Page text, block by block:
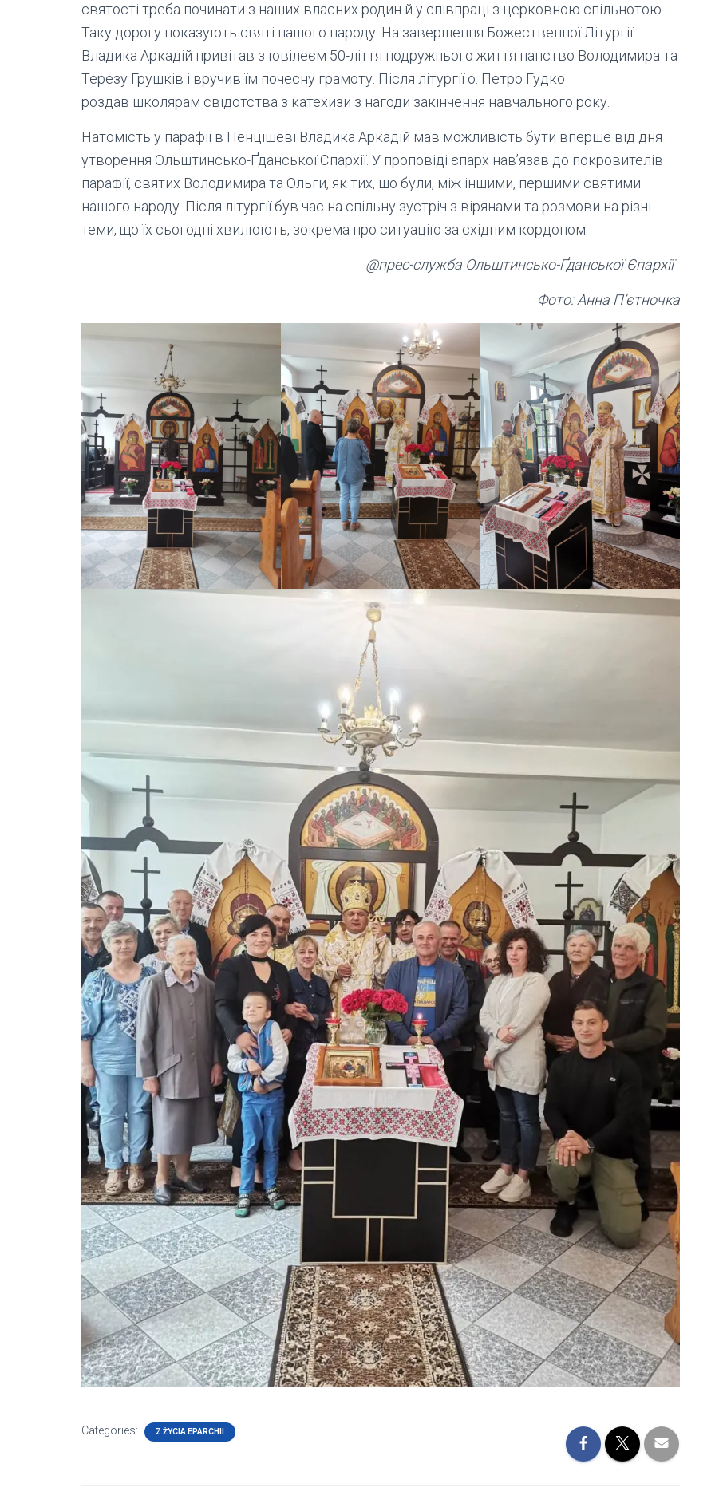
святості треба починати з наших власних родин й у співпраці з церковною спільнотою.
Таку дорогу показують святі нашого народу. На завершення Божественної Літургії
Владика Аркадій привітав з ювілеєм 50-ліття подружнього життя панство Володимира та
Терезу Грушків і вручив їм почесну грамоту. Після літургії о. Петро Гудко
роздав школярам свідотства з катехизи з нагоди закінчення навчального року.
Натомість у парафії в Пенцішеві Владика Аркадій мав можливість бути вперше від дня
утворення Ольштинсько-Ґданської Єпархії. У проповіді єпарх нав’язав до покровителів
парафії, святих Володимира та Ольги, як тих, шо були, між іншими, першими святими
нашого народу. Після літургії був час на спільну зустріч з вірянами та розмови на різні
теми, що їх сьогодні хвилюють, зокрема про ситуацію за східним кордоном.
@прес-служба Ольштинсько-Ґданської Єпархії
Фото: Анна П’єтночка
Categories: Z ŻYCIA EPARCHII